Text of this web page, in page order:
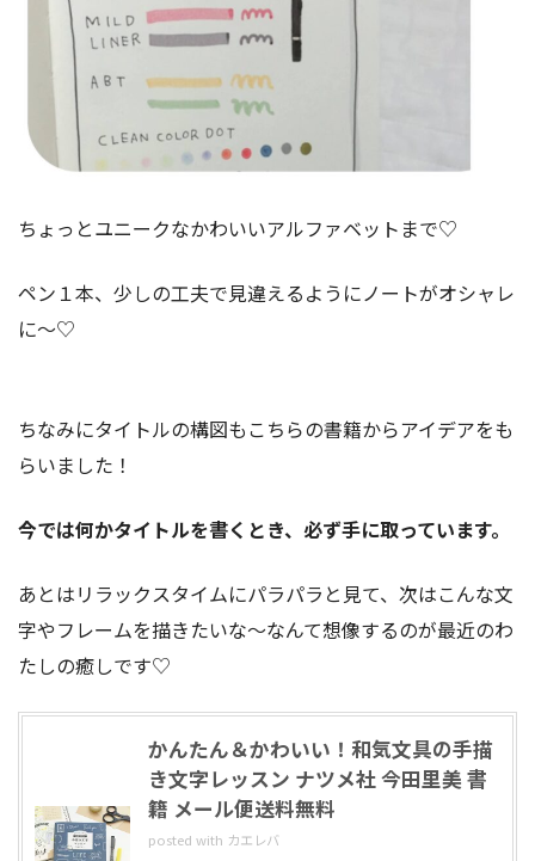
ちょっとユニークなかわいいアルファベットまで♡
ペン１本、少しの工夫で見違えるようにノートがオシャレ
に〜♡
ちなみにタイトルの構図もこちらの書籍からアイデアをも
らいました！
今では何かタイトルを書くとき、必ず手に取っています。
あとはリラックスタイムにパラパラと見て、次はこんな文
字やフレームを描きたいな〜なんて想像するのが最近のわ
たしの癒しです♡
かんたん＆かわいい！和気文具の手描
き文字レッスン ナツメ社 今田里美 書
籍 メール便送料無料
posted with カエレバ